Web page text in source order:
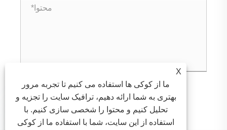
ارسال 
X
ما از کوکی ها استفاده می کنیم تا تجربه مرور
بهتری به شما ارائه دهیم، ترافیک سایت را تجزیه و
تحلیل کنیم و محتوا را شخصی سازی کنیم. با
استفاده از این سایت، شما با استفاده ما از کوکی